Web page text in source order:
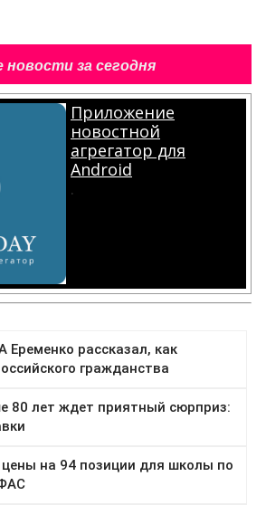
новости за сегодня
Приложение
новостной
агрегатор для
Android
.